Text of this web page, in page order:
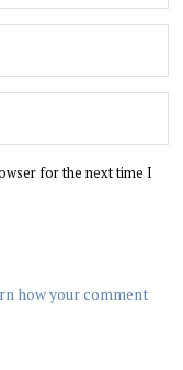
for the next time I
how your comment